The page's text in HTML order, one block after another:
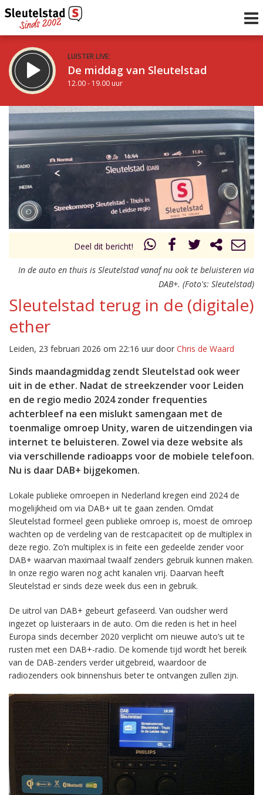
LUISTER LIVE:
De middag van Sleutelstad
12.00 - 19.00 uur
STRAKS:
De avond van Sleutelstad
19.00 - 22.00 uur
Vorig uur
uur 1 van 0 Volgend uur
Deel dit bericht!
In de auto en thuis is Sleutelstad vanaf nu ook te beluisteren via
DAB+. (Foto's: Sleutelstad)
Sleutelstad terug in de (digitale)
ether
Leiden, 23 februari 2026 om 22:16 uur door Chris de Waard
Sinds maandagmiddag zendt Sleutelstad ook weer
uit in de ether. Nadat de streekzender voor Leiden
en de regio medio 2024 zonder frequenties
achterbleef na een mislukt samengaan met de
toenmalige omroep Unity, waren de uitzendingen via
internet te beluisteren. Zowel via deze website als
via verschillende radioapps voor de mobiele telefoon.
Nu is daar DAB+ bijgekomen.
Lokale publieke omroepen in Nederland kregen eind 2024 de
mogelijkheid om via DAB+ uit te gaan zenden. Omdat
Sleutelstad formeel geen publieke omroep is, moest de omroep
wachten op de verdeling van de restcapaciteit op de multiplex in
deze regio. Zo’n multiplex is in feite een gedeelde zender voor
DAB+ waarvan maximaal twaalf zenders gebruik kunnen maken.
In onze regio waren nog acht kanalen vrij. Daarvan heeft
Sleutelstad er sinds deze week dus een in gebruik.
De uitrol van DAB+ gebeurt gefaseerd. Van oudsher werd
ingezet op luisteraars in de auto. Om die reden is het in heel
Europa sinds december 2020 verplicht om nieuwe auto’s uit te
rusten met een DAB+-radio. De komende tijd wordt het bereik
van de DAB-zenders verder uitgebreid, waardoor de
radiozenders ook binnenshuis beter te ontvangen zullen zijn.